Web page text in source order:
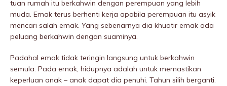
tuan rumah itu berkahwin dengan perempuan yang lebih
muda. Emak terus berhenti kerja apabila perempuan itu asyik
mencari salah emak. Yang sebenarnya dia khuatir emak ada
peluang berkahwin dengan suaminya.
Padahal emak tidak teringin langsung untuk berkahwin
semula. Pada emak, hidupnya adalah untuk memastikan
keperluan anak – anak dapat dia penuhi. Tahun silih berganti.